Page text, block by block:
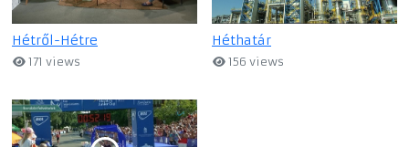
Hétről-Hétre
171 views
Héthatár
156 views